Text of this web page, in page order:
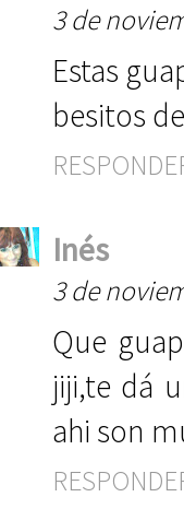
3 de
Estas
besitos
Inés
3 de
Que
jiji,te dá
ahi son